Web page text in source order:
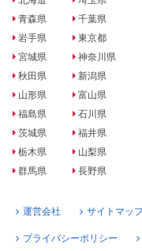
青森県
岩手県
宮城県
秋田県
山形県
福島県
茨城県
栃木県
群馬県
千葉県
東京都
神奈川県
新潟県
富山県
石川県
福井県
山梨県
長野県
運営会社 サイトマッ
プライバシーポリシー